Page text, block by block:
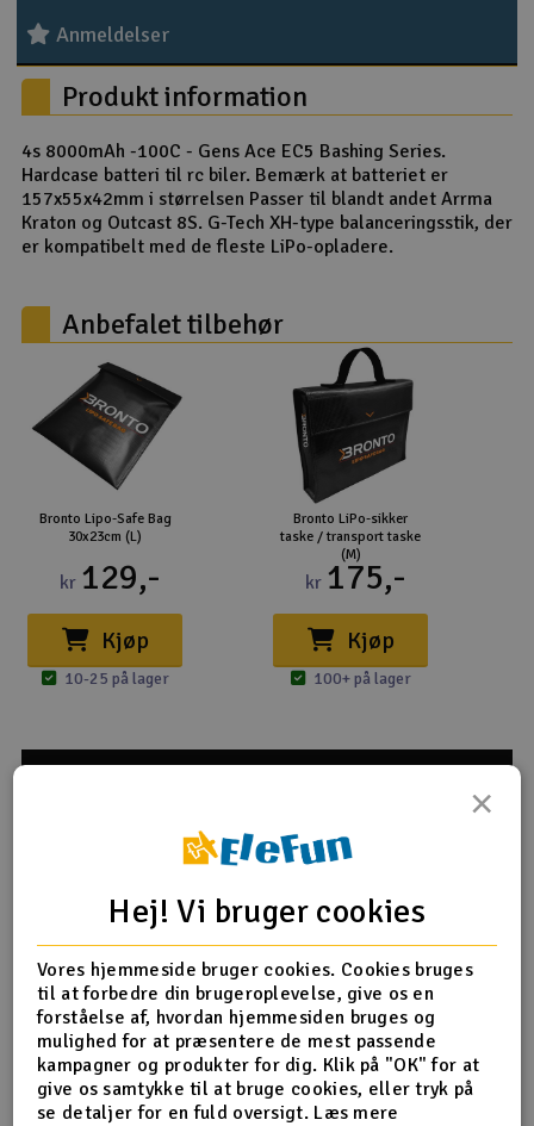
Scooter & elkøretøj
Slot racing
Smarthjem, leg og hobby
Solenergi
Gavekort
Anmeldelser
Produkt information
4s 8000mAh -100C - Gens Ace EC5 Bashing Series.
Hardcase batteri til rc biler. Bemærk at batteriet er
157x55x42mm i størrelsen Passer til blandt andet Arrma
Kraton og Outcast 8S. G-Tech XH-type balanceringsstik, der
er kompatibelt med de fleste LiPo-opladere.
Anbefalet tilbehør
Bronto Lipo-Safe Bag
30x23cm (L)
kr 129,-
Kjøp
10-25 på lager
Bronto LiPo-sikker
taske / transport taske
(M)
kr 175,-
Kjøp
100+ på lager
PS! Produktteksten er maskineoversat fra norsk.
×
Hej! Vi bruger cookies
Vores hjemmeside bruger cookies. Cookies bruges
til at forbedre din brugeroplevelse, give os en
forståelse af, hvordan hjemmesiden bruges og
mulighed for at præsentere de mest passende
kampagner og produkter for dig. Klik på "OK" for at
give os samtykke til at bruge cookies, eller tryk på
se detaljer for en fuld oversigt. Læs mere